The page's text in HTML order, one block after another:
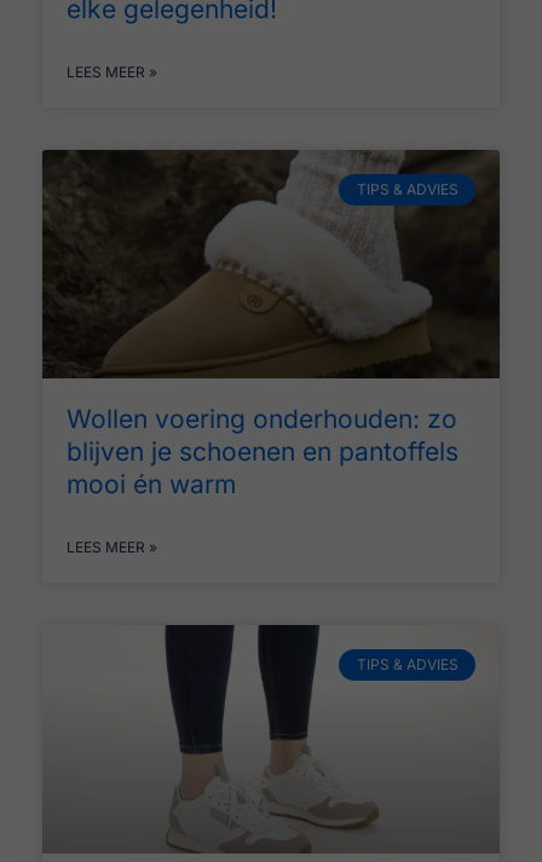
elke gelegenheid!
LEES MEER »
TIPS & ADVIES
Wollen voering onderhouden: zo
blijven je schoenen en pantoffels
mooi én warm
LEES MEER »
TIPS & ADVIES